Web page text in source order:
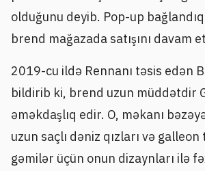
olduğunu deyib. Pop-up
brend mağazada satışını davam
2019-cu ildə Rennanı təsis edən
bildirib ki, brend uzun müddətdir
əməkdaşlıq edir. O, məkanı
uzun saçlı dəniz qızları və
gəmilər üçün onun dizaynları ilə